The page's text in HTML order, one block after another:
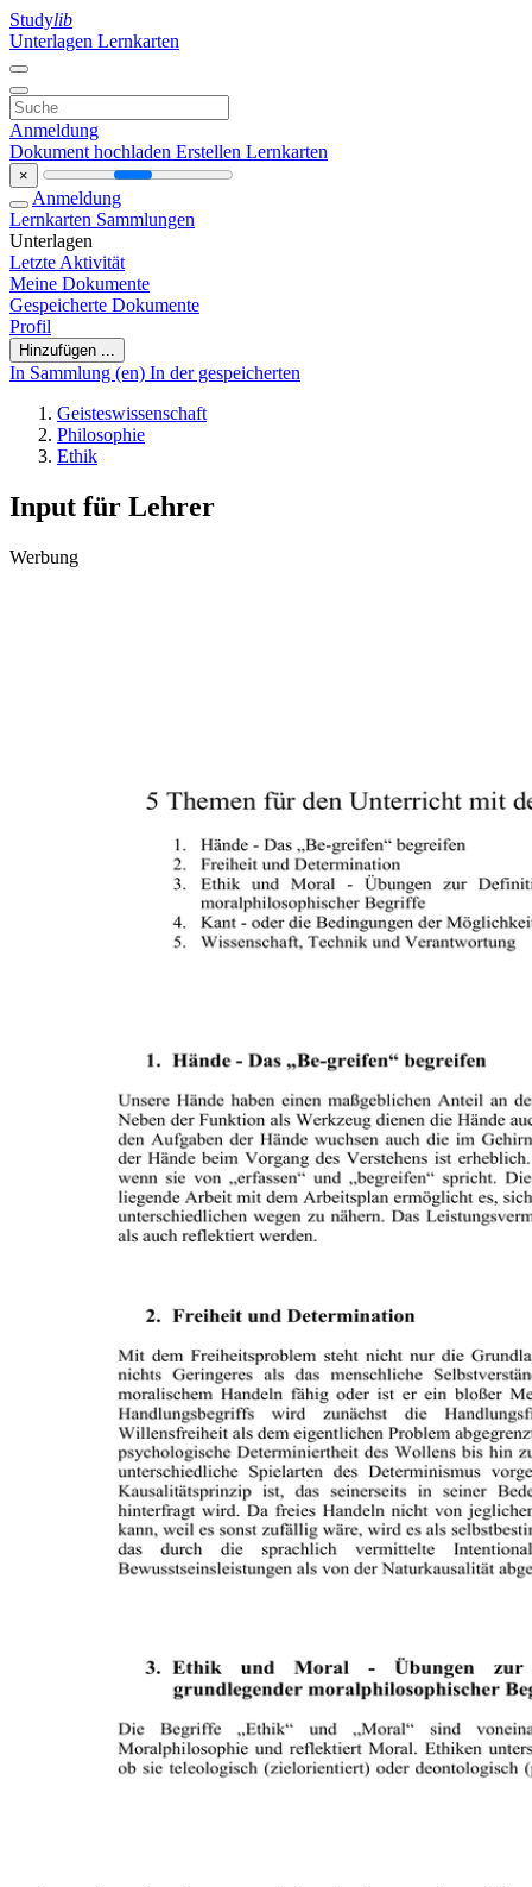
Studylib
Unterlagen Lernkarten
Anmeldung
Dokument hochladen Erstellen Lernkarten
×
Anmeldung
Lernkarten Sammlungen
Unterlagen
Letzte Aktivität
Meine Dokumente
Gespeicherte Dokumente
Profil
Hinzufügen ...
In Sammlung (en) In der gespeicherten
Geisteswissenschaft
Philosophie
Ethik
Input für Lehrer
Werbung